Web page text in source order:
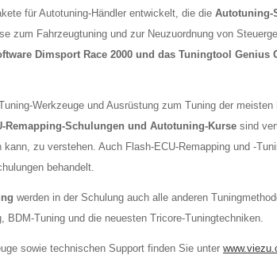
für Autotuning-Händler entwickelt, die die Autotuning-
zum Fahrzeugtuning und zur Neuzuordnung von
Dimsport Race 2000 und das Tuningtool Genius
Werkzeuge und Ausrüstung zum Tuning der meisten
Remapping-Schulungen und Autotuning-Kurse sind
zu verstehen. Auch Flash-ECU-Remapping und -
behandelt.
werden in der Schulung auch alle anderen
BDM-Tuning und die neuesten Tricore-Tuningtechniken.
sowie technischen Support finden Sie unter